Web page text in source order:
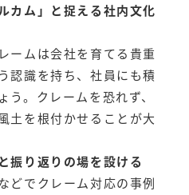
カム」と捉える社内文化
ームは会社を育てる貴重
認識を持ち、社員にも積
う。クレームを恐れず、
土を根付かせることが大
振り返りの場を設ける
どでクレーム対応の事例